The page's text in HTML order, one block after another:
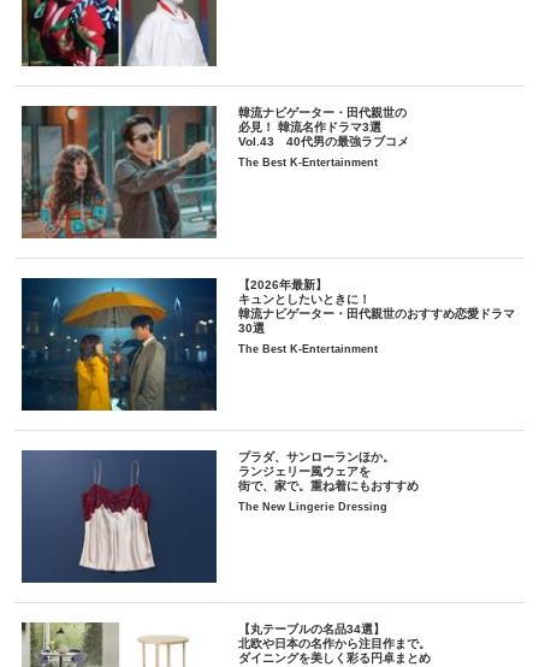
韓流ナビゲーター・田代親世の
必見！ 韓流名作ドラマ3選
Vol.43 40代男の最強ラブコメ
The Best K-Entertainment
【2026年最新】
キュンとしたいときに！
韓流ナビゲーター・田代親世のおすすめ恋愛ドラマ
30選
The Best K-Entertainment
プラダ、サンローランほか。
ランジェリー風ウェアを
街で、家で。重ね着にもおすすめ
The New Lingerie Dressing
【丸テーブルの名品34選】
北欧や日本の名作から注目作まで。
ダイニングを美しく彩る円卓まとめ